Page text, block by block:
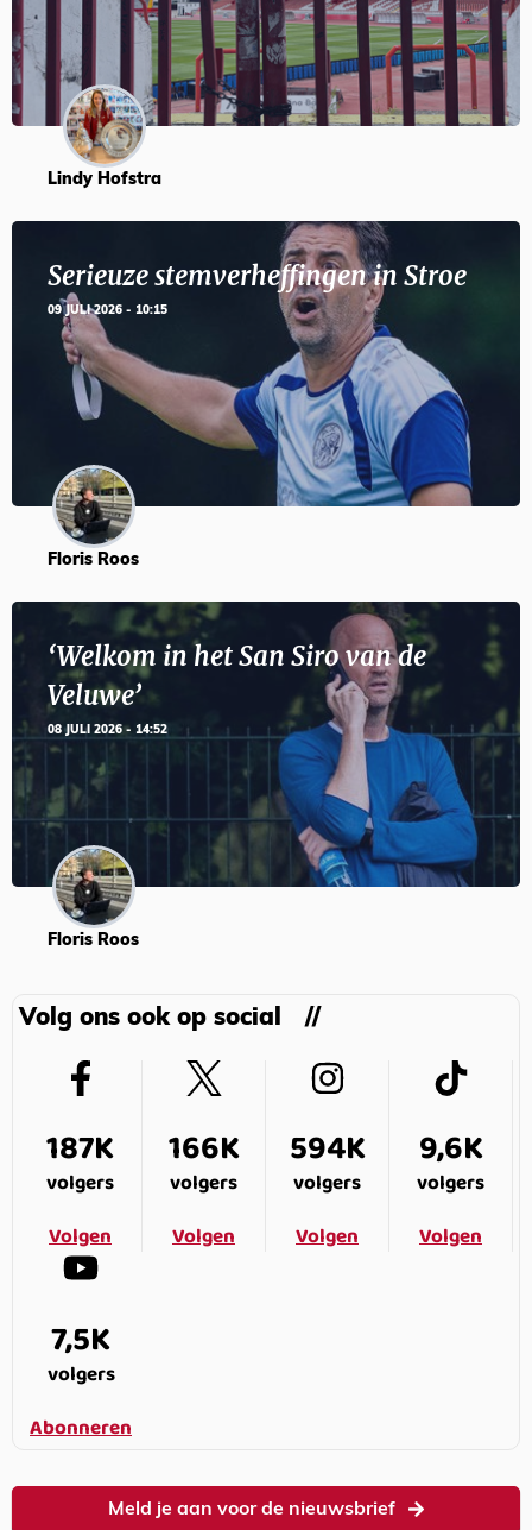
Lindy Hofstra
Serieuze stemverheffingen in Stroe
09 JULI 2026 - 10:15
Floris Roos
‘Welkom in het San Siro van de
Veluwe’
08 JULI 2026 - 14:52
Floris Roos
Volg ons ook op social
187K
volgers
Volgen
166K
volgers
Volgen
594K
volgers
Volgen
9,6K
volgers
Volgen
7,5K
volgers
Abonneren
Meld je aan voor de nieuwsbrief